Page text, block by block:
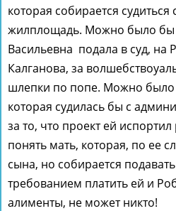
которая собирается судиться
жилплощадь. Можно было бы
Васильевна подала в суд, на
Калганова, за
шлепки по попе. Можно было
которая судилась бы с
за то, что проект ей
понять мать, которая, по ее
сына, но собирается
требованием платить ей и
алименты, не может никто!